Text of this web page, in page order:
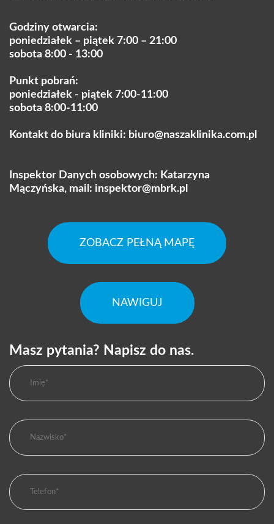
Godziny otwarcia:
poniedziałek – piątek 7:00 – 21:00
sobota 8:00 - 13:00
Punkt pobrań:
poniedziałek - piątek 7:00-11:00
sobota 8:00-11:00
Kontakt do biura kliniki: biuro@naszaklinika.com.pl
Inspektor Danych osobowych: Katarzyna
Mączyńska, mail: inspektor@mbrk.pl
ZOBACZ PEŁNĄ MAPĘ
NAWIGUJ
Masz pytania? Napisz do nas.